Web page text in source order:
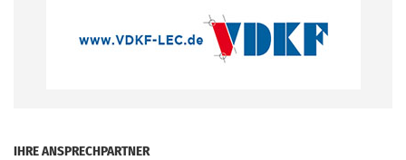
IHRE ANSPRECHPARTNER